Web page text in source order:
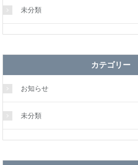
未分類
カテゴリー
お知らせ
未分類